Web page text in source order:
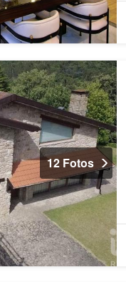
12 Fotos